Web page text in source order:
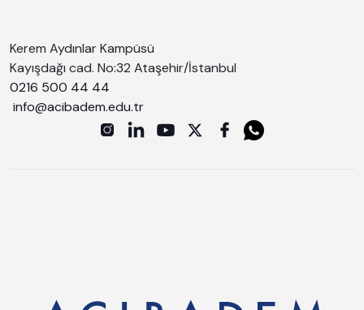
Kerem Aydınlar Kampüsü
Kayışdağı cad. No:32 Ataşehir/İstanbul
0216 500 44 44
info@acibadem.edu.tr